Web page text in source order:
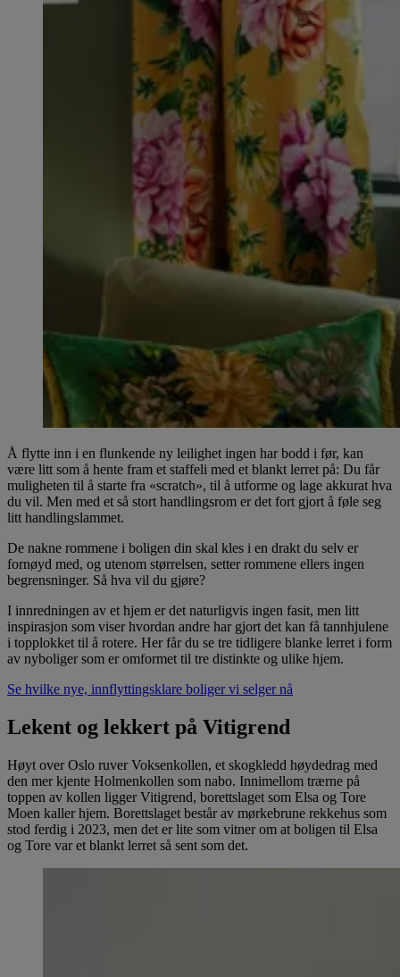
Å flytte inn i en flunkende ny leilighet ingen har bodd i før, kan
være litt som å hente fram et staffeli med et blankt lerret på: Du får
muligheten til å starte fra «scratch», til å utforme og lage akkurat hva
du vil. Men med et så stort handlingsrom er det fort gjort å føle seg
litt handlingslammet.
De nakne rommene i boligen din skal kles i en drakt du selv er
fornøyd med, og utenom størrelsen, setter rommene ellers ingen
begrensninger. Så hva vil du gjøre?
I innredningen av et hjem er det naturligvis ingen fasit, men litt
inspirasjon som viser hvordan andre har gjort det kan få tannhjulene
i topplokket til å rotere. Her får du se tre tidligere blanke lerret i form
av nyboliger som er omformet til tre distinkte og ulike hjem.
Se hvilke nye, innflyttingsklare boliger vi selger nå
Lekent og lekkert på Vitigrend
Høyt over Oslo ruver Voksenkollen, et skogkledd høydedrag med
den mer kjente Holmenkollen som nabo. Innimellom trærne på
toppen av kollen ligger Vitigrend, borettslaget som Elsa og Tore
Moen kaller hjem. Borettslaget består av mørkebrune rekkehus som
stod ferdig i 2023, men det er lite som vitner om at boligen til Elsa
og Tore var et blankt lerret så sent som det.